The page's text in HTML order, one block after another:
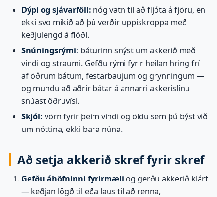
Dýpi og sjávarföll: nóg vatn til að fljóta á fjöru, en
ekki svo mikið að þú verðir uppiskroppa með
keðjulengd á flóði.
Snúningsrými: báturinn snýst um akkerið með
vindi og straumi. Gefðu rými fyrir heilan hring frí
af öðrum bátum, festarbaujum og grynningum —
og mundu að aðrir bátar á annarri akkerislínu
snúast öðruvísi.
Skjól: vörn fyrir þeim vindi og öldu sem þú býst við
um nóttina, ekki bara núna.
Að setja akkerið skref fyrir skref
Gefðu áhöfninni fyrirmæli og gerðu akkerið klárt
— keðjan lögð til eða laus til að renna,